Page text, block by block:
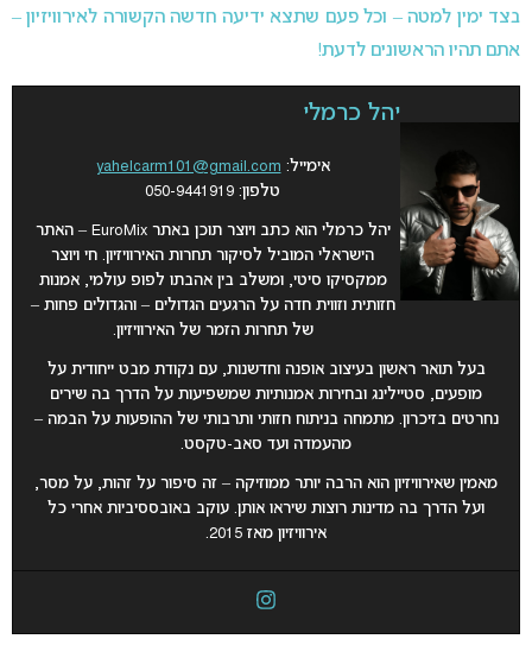
בצד ימין למטה – וכל פעם שתצא ידיעה חדשה הקשורה לאירוויזיון –
אתם תהיו הראשונים לדעת!
יהל כרמלי
אימייל: yahelcarm101@gmail.com
טלפון: 050-9441919
יהל כרמלי הוא כתב ויוצר תוכן באתר EuroMix – האתר
הישראלי המוביל לסיקור תחרות האירוויזיון. חי ויוצר
ממקסיקו סיטי, ומשלב בין אהבתו לפופ עולמי, אמנות
חזותית וזווית חדה על הרגעים הגדולים – והגדולים פחות –
של תחרות הזמר של האירוויזיון.
בעל תואר ראשון בעיצוב אופנה וחדשנות, עם נקודת מבט ייחודית על
מופעים, סטיילינג ובחירות אמנותיות שמשפיעות על הדרך בה שירים
נחרטים בזיכרון. מתמחה בניתוח חזותי ותרבותי של ההופעות על הבמה –
מהעמדה ועד סאב-טקסט.
מאמין שאירוויזיון הוא הרבה יותר ממוזיקה – זה סיפור על זהות, על מסר,
ועל הדרך בה מדינות רוצות שיראו אותן. עוקב באובססיביות אחרי כל
אירוויזיון מאז 2015.